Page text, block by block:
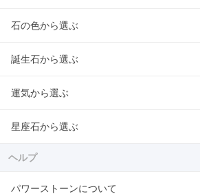
石の色から選ぶ
誕生石から選ぶ
運気から選ぶ
星座石から選ぶ
ヘルプ
パワーストーンについて